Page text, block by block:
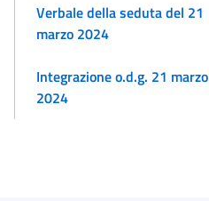
Verbale della seduta del 21
marzo 2024
Integrazione o.d.g. 21 marzo
2024